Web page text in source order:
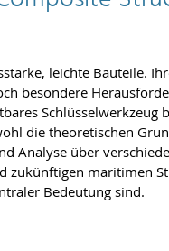
leichte Bauteile.
besondere
Schlüsselwerkzeug
die theoretischen
Analyse über
zukünftigen maritimen
Bedeutung sind.